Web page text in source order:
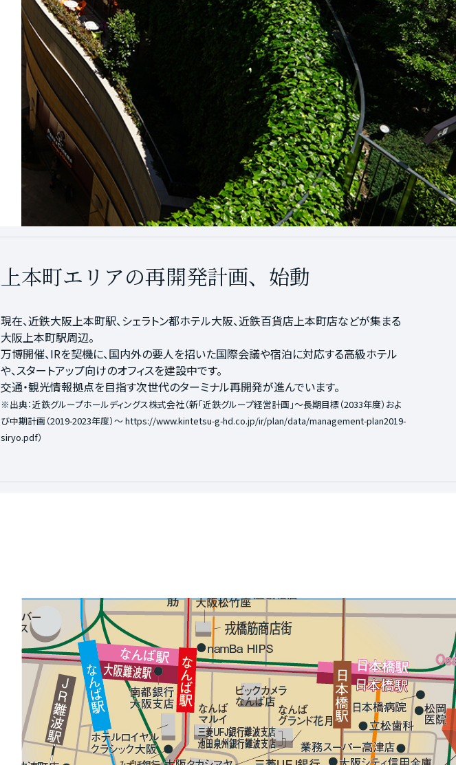
上本町エリアの再開発計画、始動
現在、近鉄大阪上本町駅、シェラトン都ホテル大阪、近鉄百貨店上本町店などが集まる
大阪上本町駅周辺。
万博開催、IRを契機に、国内外の要人を招いた国際会議や宿泊に対応する高級ホテル
や、スタートアップ向けのオフィスを建設中です。
交通・観光情報拠点を目指す次世代のターミナル再開発が進んでいます。
※出典：近鉄グループホールディングス株式会社（新「近鉄グループ経営計画」～長期目標（2033年度）およ
び中期計画（2019-2023年度）～ https://www.kintetsu-g-hd.co.jp/ir/plan/data/management-plan2019-
siryo.pdf）